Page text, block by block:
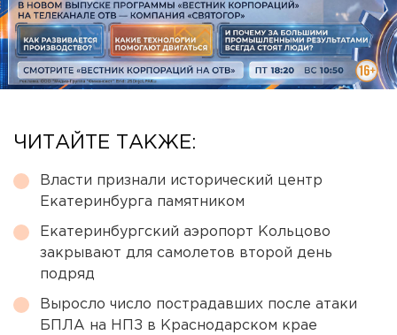
ЧИТАЙТЕ ТАКЖЕ:
Власти признали исторический центр
Екатеринбурга памятником
Екатеринбургский аэропорт Кольцово
закрывают для самолетов второй день
подряд
Выросло число пострадавших после атаки
БПЛА на НПЗ в Краснодарском крае